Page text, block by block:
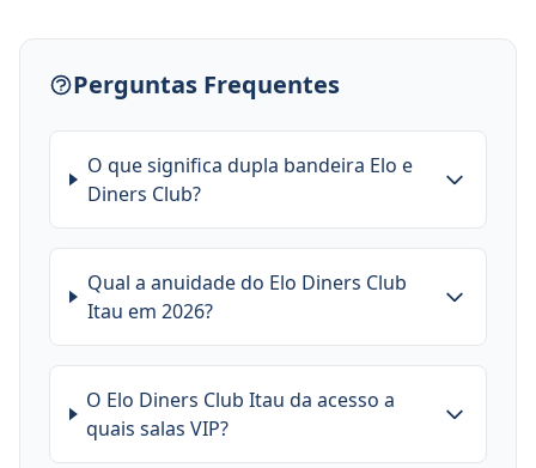
Perguntas Frequentes
O que significa dupla bandeira Elo e
Diners Club?
Qual a anuidade do Elo Diners Club
Itau em 2026?
O Elo Diners Club Itau da acesso a
quais salas VIP?